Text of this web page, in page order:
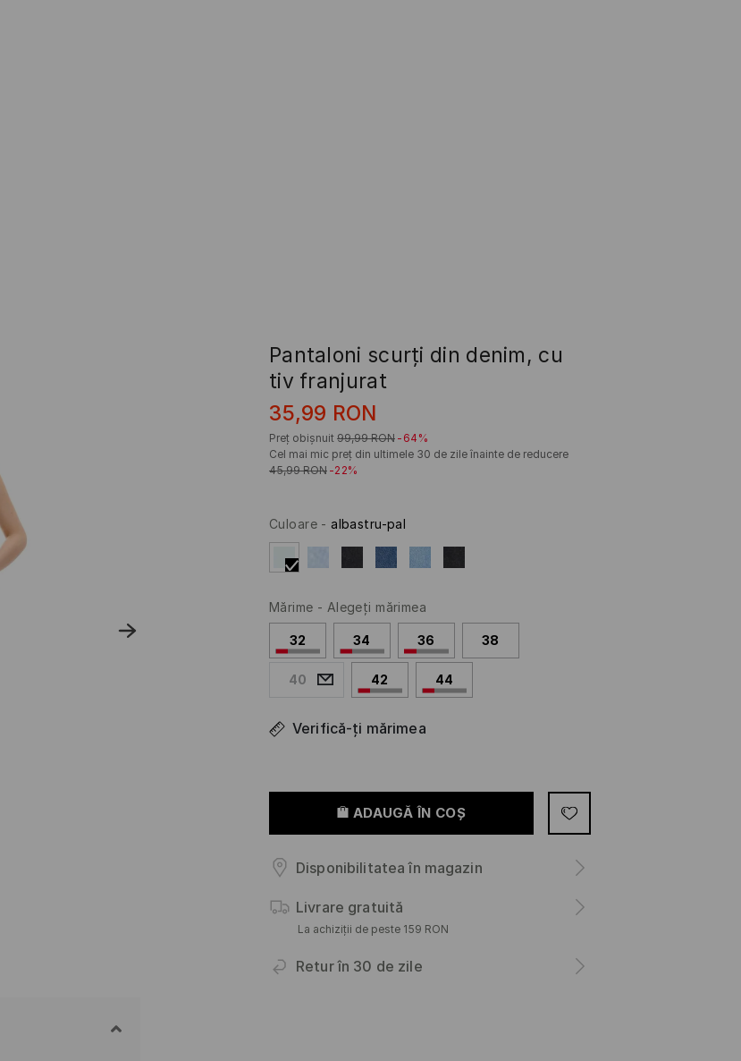
Pantaloni scurți din denim, cu
tiv franjurat
35,99 RON
Preț obișnuit 99,99 RON -64%
Cel mai mic preț din ultimele 30 de zile înainte de reducere
45,99 RON -22%
Culoare-albastru-pal
Mărime - Alegeţi mărimea
32 34 36 38
40 42 44
Verifică-ți mărimea
ADAUGĂ ÎN COŞ
Disponibilitatea în magazin
Livrare gratuită
La achiziții de peste 159 RON
Retur în 30 de zile